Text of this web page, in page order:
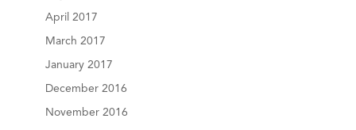
April 2017
March 2017
January 2017
December 2016
November 2016